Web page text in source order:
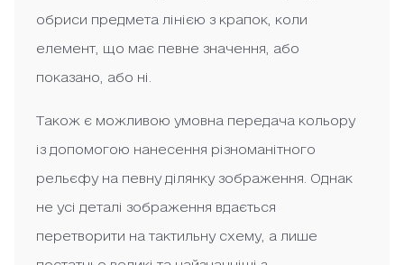
обриси предмета лінією з крапок, коли
елемент, що має певне значення, або
показано, або ні.
Також є можливою умовна передача кольору
із допомогою нанесення різноманітного
рельєфу на певну ділянку зображення. Однак
не усі деталі зображення вдається
перетворити на тактильну схему, а лише